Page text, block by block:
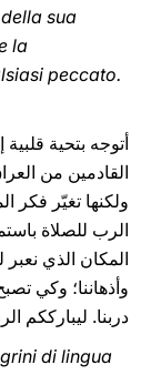
sua
la
peccato.
أتوجه بتحية
القادمين من
ولكنها تغيّر فكر
الرب للصلاة
المكان الذي نعبر
وأذهاننا؛ وكي
دربنا. ليبارككم
di lingua